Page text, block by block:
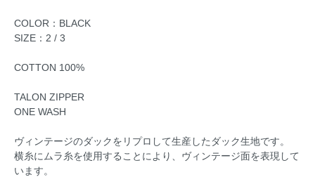
COLOR：BLACK
SIZE：2 / 3
COTTON 100%
TALON ZIPPER
ONE WASH
ヴィンテージのダックをリプロして生産したダック生地です。
横糸にムラ糸を使用することにより、ヴィンテージ面を表現して
います。